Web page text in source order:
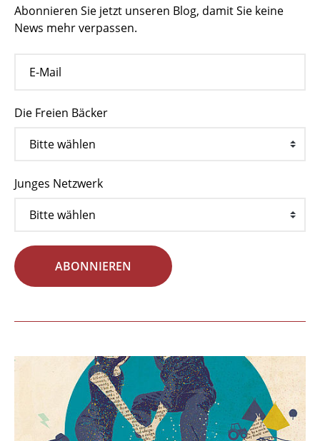
Abonnieren Sie jetzt unseren Blog, damit Sie keine
News mehr verpassen.
Die Freien Bäcker
Junges Netzwerk
ABONNIEREN